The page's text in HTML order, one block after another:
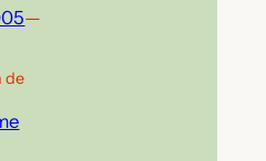
—
de